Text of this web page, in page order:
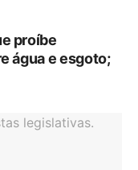
proíbe
água e esgoto;